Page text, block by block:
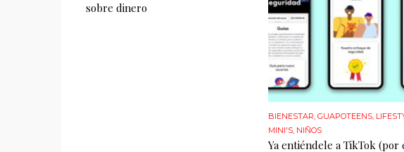
sobre dinero
BIENESTAR, GUAPOTEENS,
MINI'S, NIÑOS
Ya entiéndele a TikTok (por